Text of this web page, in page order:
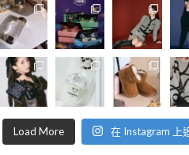
Load More 在 Instagram 上